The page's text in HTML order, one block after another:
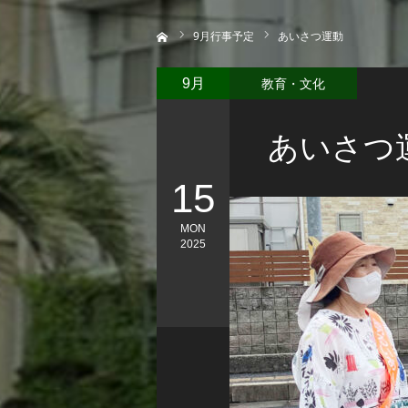
9月行事予定 あいさつ運動
あいさつ
9月
15
MON
2025
教育・文化